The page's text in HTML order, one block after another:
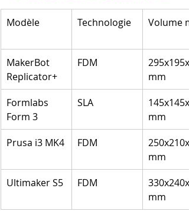
Modèle Technologie Volume
MakerBot
Replicator+
FDM
mm
Formlabs
Form 3
SLA
mm
Prusa i3 MK4
FDM
mm
Ultimaker S5
FDM
mm